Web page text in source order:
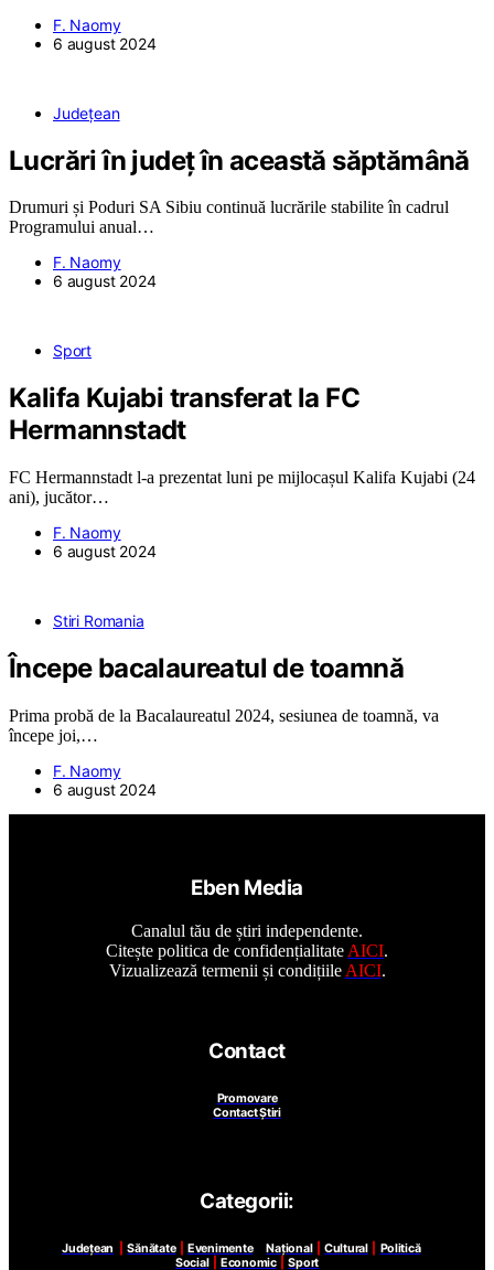
F. Naomy
6 august 2024
Județean
Lucrări în județ în această săptămână
Drumuri și Poduri SA Sibiu continuă lucrările stabilite în cadrul
Programului anual…
F. Naomy
6 august 2024
Sport
Kalifa Kujabi transferat la FC
Hermannstadt
FC Hermannstadt l-a prezentat luni pe mijlocașul Kalifa Kujabi (24
ani), jucător…
F. Naomy
6 august 2024
Stiri Romania
Începe bacalaureatul de toamnă
Prima probă de la Bacalaureatul 2024, sesiunea de toamnă, va
începe joi,…
F. Naomy
6 august 2024
Eben Media
Canalul tău de știri independente.
Citește politica de confidențialitate AICI.
Vizualizează termenii și condițiile AICI.
Contact
Promovare
Contact Știri
Categorii:
Județean |Sănătate| Evenimente Național| Cultural| Politică
Social| Economic|Sport